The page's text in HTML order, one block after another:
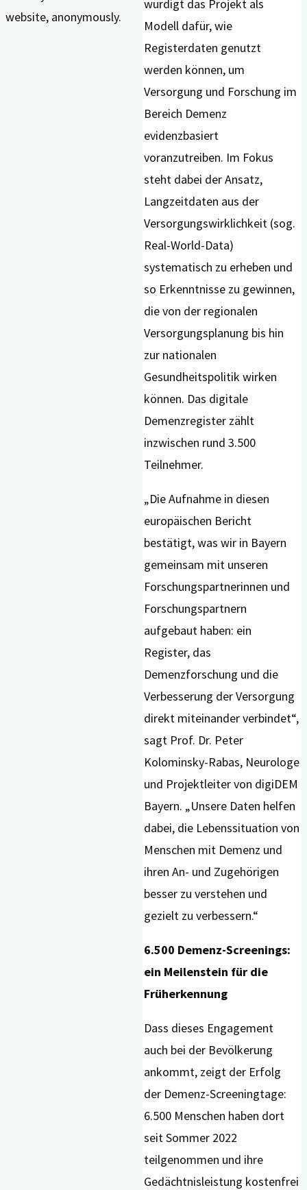
würdigt das Projekt als
Modell dafür, wie
Registerdaten genutzt
werden können, um
Versorgung und Forschung im
Bereich Demenz
evidenzbasiert
voranzutreiben. Im Fokus
steht dabei der Ansatz,
Langzeitdaten aus der
Versorgungswirklichkeit (sog.
Real-World-Data)
systematisch zu erheben und
so Erkenntnisse zu gewinnen,
die von der regionalen
Versorgungsplanung bis hin
zur nationalen
Gesundheitspolitik wirken
können. Das digitale
Demenzregister zählt
inzwischen rund 3.500
Teilnehmer.
„Die Aufnahme in diesen
europäischen Bericht
bestätigt, was wir in Bayern
gemeinsam mit unseren
Forschungspartnerinnen und
Forschungspartnern
aufgebaut haben: ein
Register, das
Demenzforschung und die
Verbesserung der Versorgung
direkt miteinander verbindet“,
sagt Prof. Dr. Peter
Kolominsky-Rabas, Neurologe
und Projektleiter von digiDEM
Bayern. „Unsere Daten helfen
dabei, die Lebenssituation von
Menschen mit Demenz und
ihren An- und Zugehörigen
besser zu verstehen und
gezielt zu verbessern.“
6.500 Demenz-Screenings:
ein Meilenstein für die
Früherkennung
Dass dieses Engagement
auch bei der Bevölkerung
ankommt, zeigt der Erfolg
der Demenz-Screeningtage:
6.500 Menschen haben dort
seit Sommer 2022
teilgenommen und ihre
Gedächtnisleistung kostenfrei
website, anonymously.